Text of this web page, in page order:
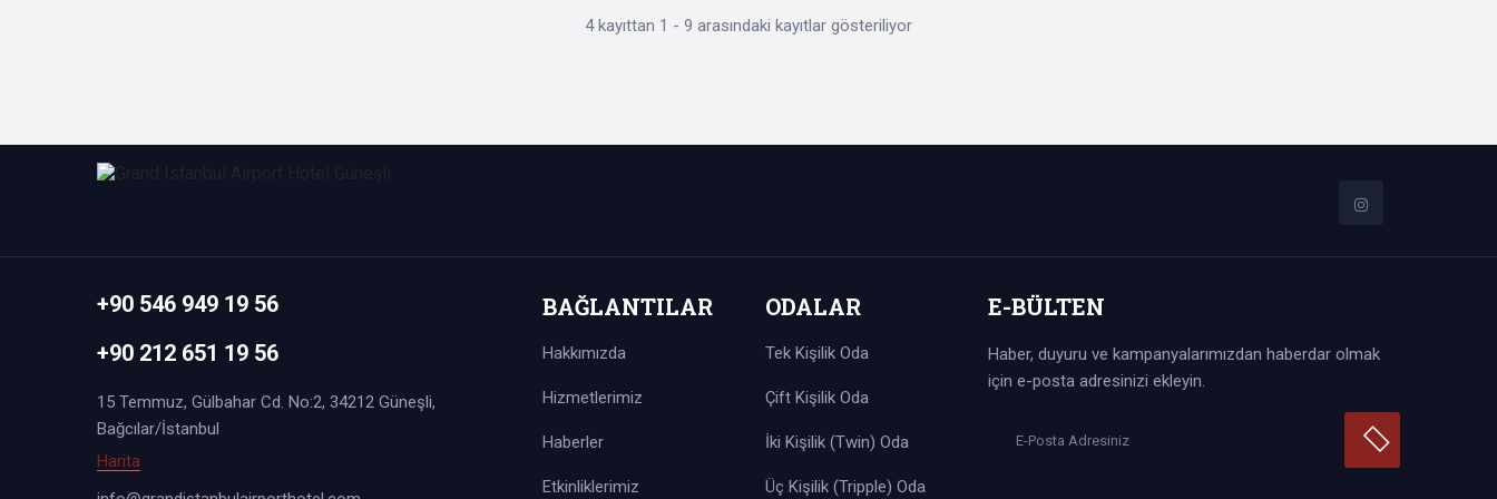
Çift Kişilik Oda
Çift kişilik odamız ailelerin ihtiyaçları düşünülerek konforlu bir şekilde dizayn edilmiştir. Odalarımızda tv yayını, elbse dolabı, saç
kurutma makinesi, tuvalet ve banyo mevcuttur. İhtiyacınıza göre standart gereklilikler mevcuttur.
4 kayıttan 1 - 9 arasındaki kayıtlar gösteriliyor
+90 546 949 19 56
+90 212 651 19 56
15 Temmuz, Gülbahar Cd. No:2, 34212 Güneşli,
Bağcılar/İstanbul
Harita
BAĞLANTILAR
Hakkımızda
Hizmetlerimiz
Haberler
Etkinliklerimiz
ODALAR
Tek Kişilik Oda
Çift Kişilik Oda
İki Kişilik (Twin) Oda
Üç Kişilik (Tripple) Oda
E-BÜLTEN
Haber, duyuru ve kampanyalarımızdan haberdar olmak
için e-posta adresinizi ekleyin.